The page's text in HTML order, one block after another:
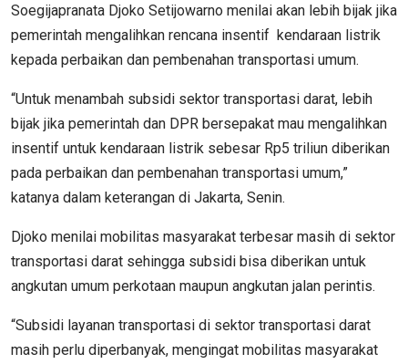
Soegijapranata Djoko Setijowarno menilai akan lebih bijak jika
pemerintah mengalihkan rencana insentif kendaraan listrik
kepada perbaikan dan pembenahan transportasi umum.
“Untuk menambah subsidi sektor transportasi darat, lebih
bijak jika pemerintah dan DPR bersepakat mau mengalihkan
insentif untuk kendaraan listrik sebesar Rp5 triliun diberikan
pada perbaikan dan pembenahan transportasi umum,”
katanya dalam keterangan di Jakarta, Senin.
Djoko menilai mobilitas masyarakat terbesar masih di sektor
transportasi darat sehingga subsidi bisa diberikan untuk
angkutan umum perkotaan maupun angkutan jalan perintis.
“Subsidi layanan transportasi di sektor transportasi darat
masih perlu diperbanyak, mengingat mobilitas masyarakat